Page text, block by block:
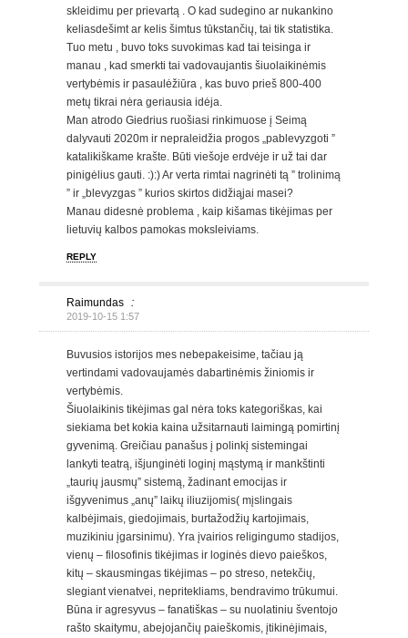
skleidimu per prievartą . O kad sudegino ar nukankino
keliasdešimt ar kelis šimtus tūkstančių, tai tik statistika.
Tuo metu , buvo toks suvokimas kad tai teisinga ir
manau , kad smerkti tai vadovaujantis šiuolaikinėmis
vertybėmis ir pasaulėžiūra , kas buvo prieš 800-400
metų tikrai nėra geriausia idėja.
Man atrodo Giedrius ruošiasi rinkimuose į Seimą
dalyvauti 2020m ir nepraleidžia progos „pablevyzgoti ”
katalikiškame krašte. Būti viešoje erdvėje ir už tai dar
pinigėlius gauti. :):) Ar verta rimtai nagrinėti tą ” trolinimą
” ir „blevyzgas ” kurios skirtos didžiąjai masei?
Manau didesnė problema , kaip kišamas tikėjimas per
lietuvių kalbos pamokas moksleiviams.
REPLY
Raimundas :
2019-10-15 1:57
Buvusios istorijos mes nebepakeisime, tačiau ją
vertindami vadovaujamės dabartinėmis žiniomis ir
vertybėmis.
Šiuolaikinis tikėjimas gal nėra toks kategoriškas, kai
siekiama bet kokia kaina užsitarnauti laimingą pomirtinį
gyvenimą. Greičiau panašus į polinkį sistemingai
lankyti teatrą, išjunginėti loginį mąstymą ir mankštinti
„taurių jausmų” sistemą, žadinant emocijas ir
išgyvenimus „anų” laikų iliuzijomis( mįslingais
kalbėjimais, giedojimais, burtažodžių kartojimais,
muzikiniu įgarsinimu). Yra įvairios religingumo stadijos,
vienų – filosofinis tikėjimas ir loginės dievo paieškos,
kitų – skausmingas tikėjimas – po streso, netekčių,
slegiant vienatvei, nepritekliams, bendravimo trūkumui.
Būna ir agresyvus – fanatiškas – su nuolatiniu šventojo
rašto skaitymu, abejojančių paieškomis, įtikinėjimais,